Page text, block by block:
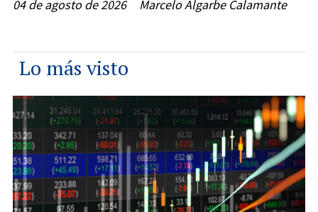
Marcelo Algarbe Calamante
04 de agosto de 2026
Lo más visto